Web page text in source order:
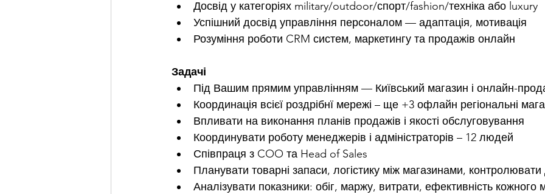
Досвід у категоріях military/outdoor/спорт/fashion/техніка або luxury
Успішний досвід управління персоналом — адаптація, мотивація
Розуміння роботи CRM систем, маркетингу та продажів онлайн
Задачі
Під Вашим прямим управлінням — Київський магазин і онлайн-
Координація всієї роздрібнї мережі – ще +3 офлайн регіональні
Впливати на виконання планів продажів і якості обслуговування
Координувати роботу менеджерів і адміністраторів – 12 людей
Співпраця з COO та Head of Sales
Планувати товарні запаси, логістику між магазинами, контролювати
Аналізувати показники: обіг, маржу, витрати, ефективність кожного